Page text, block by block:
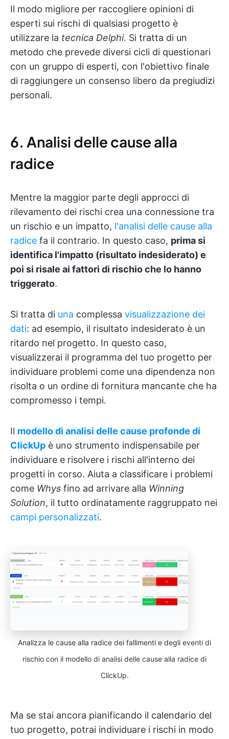
Il modo migliore per raccogliere opinioni di
esperti sui rischi di qualsiasi progetto è
utilizzare la tecnica Delphi. Si tratta di un
metodo che prevede diversi cicli di questionari
con un gruppo di esperti, con l'obiettivo finale
di raggiungere un consenso libero da pregiudizi
personali.
6. Analisi delle cause alla
radice
Mentre la maggior parte degli approcci di
rilevamento dei rischi crea una connessione tra
un rischio e un impatto, l'analisi delle cause alla
radice fa il contrario. In questo caso, prima si
identifica l'impatto (risultato indesiderato) e
poi si risale ai fattori di rischio che lo hanno
triggerato.
Si tratta di una complessa visualizzazione dei
dati: ad esempio, il risultato indesiderato è un
ritardo nel progetto. In questo caso,
visualizzerai il programma del tuo progetto per
individuare problemi come una dipendenza non
risolta o un ordine di fornitura mancante che ha
compromesso i tempi.
Il modello di analisi delle cause profonde di
ClickUp è uno strumento indispensabile per
individuare e risolvere i rischi all'interno dei
progetti in corso. Aiuta a classificare i problemi
come Whys fino ad arrivare alla Winning
Solution, il tutto ordinatamente raggruppato nei
campi personalizzati.
Analizza le cause alla radice dei fallimenti e degli eventi di
rischio con il modello di analisi delle cause alla radice di
ClickUp.
Ma se stai ancora pianificando il calendario del
tuo progetto, potrai individuare i rischi in modo